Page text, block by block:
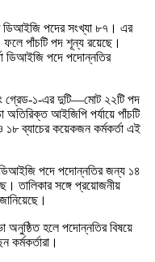
ডিআইজি পদের সংখ্যা ৮৭। এর
ফলে পাঁচটি পদ শূন্য রয়েছে।
ডিআইজি পদে পদোন্নতির
গ্রেড-১-এর দুটি—মোট ২২টি পদ
আইজিপি পর্যায়ে পাঁচটি
১৮ ব্যাচের কয়েকজন কর্মকর্তা এই
পদে পদোন্নতির জন্য ১৪
তালিকার সঙ্গে প্রয়োজনীয়
অনুষ্ঠিত হলে পদোন্নতির বিষয়ে